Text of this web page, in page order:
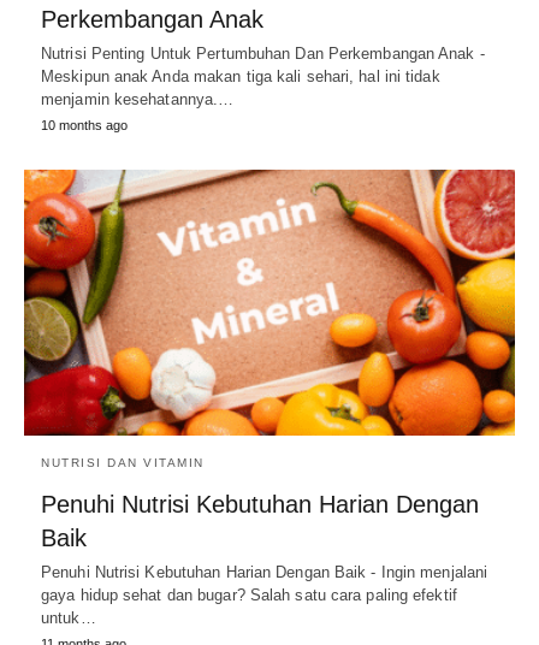
Perkembangan Anak
Nutrisi Penting Untuk Pertumbuhan Dan Perkembangan Anak -
Meskipun anak Anda makan tiga kali sehari, hal ini tidak
menjamin kesehatannya.…
10 months ago
NUTRISI DAN VITAMIN
Penuhi Nutrisi Kebutuhan Harian Dengan
Baik
Penuhi Nutrisi Kebutuhan Harian Dengan Baik - Ingin menjalani
gaya hidup sehat dan bugar? Salah satu cara paling efektif
untuk…